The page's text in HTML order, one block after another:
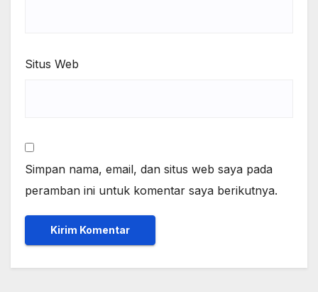
Situs Web
Simpan nama, email, dan situs web saya pada
peramban ini untuk komentar saya berikutnya.